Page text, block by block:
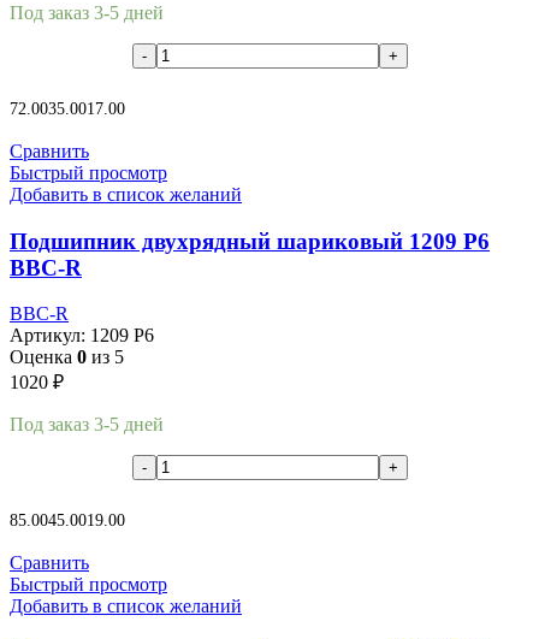
Под заказ 3-5 дней
72.0035.0017.00
Сравнить
Быстрый просмотр
Добавить в список желаний
Подшипник двухрядный шариковый 1209 P6
BBC-R
BBC-R
Артикул: 1209 P6
Оценка 0 из 5
1020 ₽
Под заказ 3-5 дней
85.0045.0019.00
Сравнить
Быстрый просмотр
Добавить в список желаний